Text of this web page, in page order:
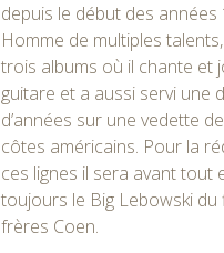
depuis le début des années
Homme de multiples
trois albums où il chante et
guitare et a aussi servi une
d’années sur une vedette
côtes américains. Pour la
ces lignes il sera avant tout
toujours le Big Lebowski du
frères Coen.